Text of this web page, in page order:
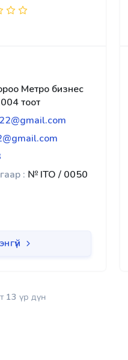
Метро бизнес
тоот
: № ITO / 0050
13 үр дүн